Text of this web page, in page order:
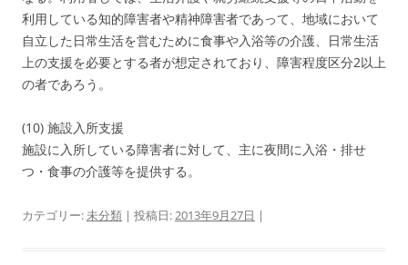
利用している知的障害者や精神障害者であって、地域において
自立した日常生活を営むために食事や入浴等の介護、日常生活
上の支援を必要とする者が想定されており、障害程度区分2以上
の者であろう。
(10) 施設入所支援
施設に入所している障害者に対して、主に夜間に入浴・排せ
つ・食事の介護等を提供する。
カテゴリー:未分類 | 投稿日:2013年9月27日 |